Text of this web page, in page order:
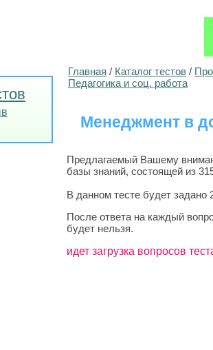
Главная / Каталог тестов /
Педагогика и соц. работа
Менеджмент в
Предлагаемый Вашему
базы знаний, состоящей из
В данном тесте будет задано
После ответа на каждый
будет нельзя.
идет загрузка вопросов